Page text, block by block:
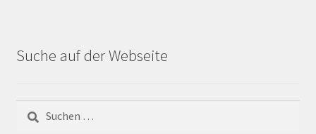
Suche auf der Webseite
Suchen
nach: